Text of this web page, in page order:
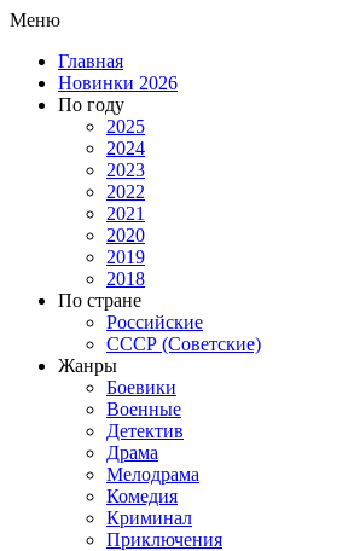
Меню
Главная
Новинки 2026
По году
2025
2024
2023
2022
2021
2020
2019
2018
По стране
Российские
СССР (Советские)
Жанры
Боевики
Военные
Детектив
Драма
Мелодрама
Комедия
Криминал
Приключения